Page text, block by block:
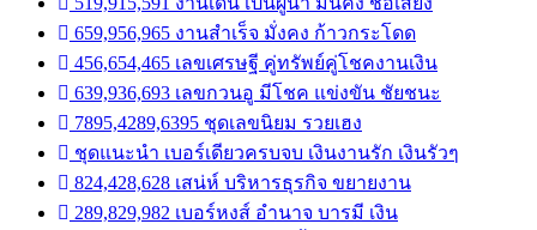
659,956,965 งานสำเร็จ มั่งคง ก้าวกระโดด
456,654,465 เลขเศรษฐี คู่ทรัพย์คู่โชคงานเงิน
639,936,693 เลขกวนอู มีโชค แข่งขัน ชัยชนะ
7895,4289,6395 ชุดเลขนิยม รวยเฮง
ชุดแนะนำ เบอร์เดียวครบจบ เงินงานรัก เงินรัวๆ
824,428,628 เสน่ห์ บริหารธุรกิจ ขยายงาน
289,829,982 เบอร์หงส์ อำนาจ บารมี เงิน